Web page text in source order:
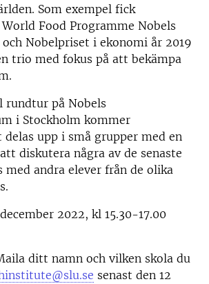
Som exempel fick
Food Programme Nobels
Nobelpriset i ekonomi år 2019
trio med fokus på att bekämpa
rundtur på Nobels
i Stockholm kommer
upp i små grupper med en
diskutera några av de senaste
med andra elever från de olika
2022, kl 15.30-17.00
ditt namn och vilken skola du
senast den 12